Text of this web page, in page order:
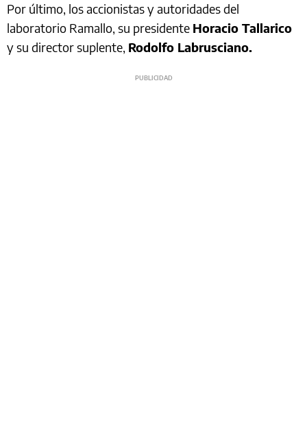
Por último, los accionistas y autoridades del
laboratorio Ramallo, su presidente Horacio Tallarico
y su director suplente, Rodolfo Labrusciano.